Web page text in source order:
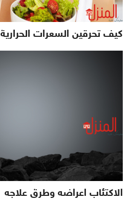
كيف تحرقين السعرات الحرارية
الاكتئاب اعراضه وطرق علاجه